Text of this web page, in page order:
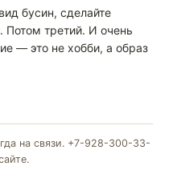
бусин, сделайте
Потом третий. И очень
— это не хобби, а образ
на связи. +7-928-300-33-